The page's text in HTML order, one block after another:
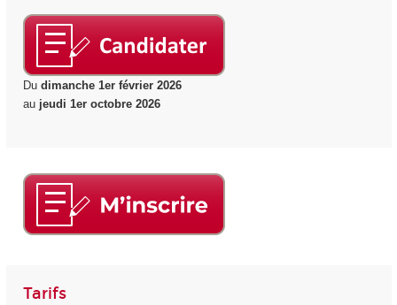
Du dimanche 1er février 2026
au jeudi 1er octobre 2026
Tarifs